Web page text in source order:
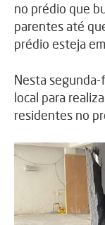
no prédio que
parentes até
prédio esteja
Nesta
local para
residentes no